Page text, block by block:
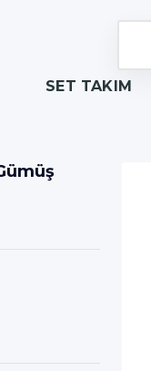
SET TAKIM